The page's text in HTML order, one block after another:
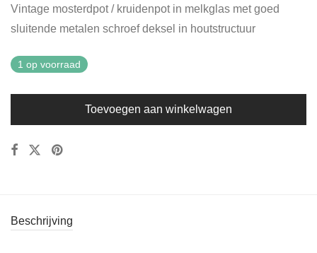
Vintage mosterdpot / kruidenpot in melkglas met goed
sluitende metalen schroef deksel in houtstructuur
1 op voorraad
Toevoegen aan winkelwagen
Beschrijving